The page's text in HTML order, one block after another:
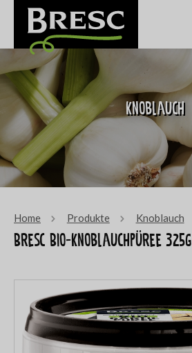
Knoblauch
Home Produkte Knoblauch
Bresc Bio-Knoblauchpüree 325g